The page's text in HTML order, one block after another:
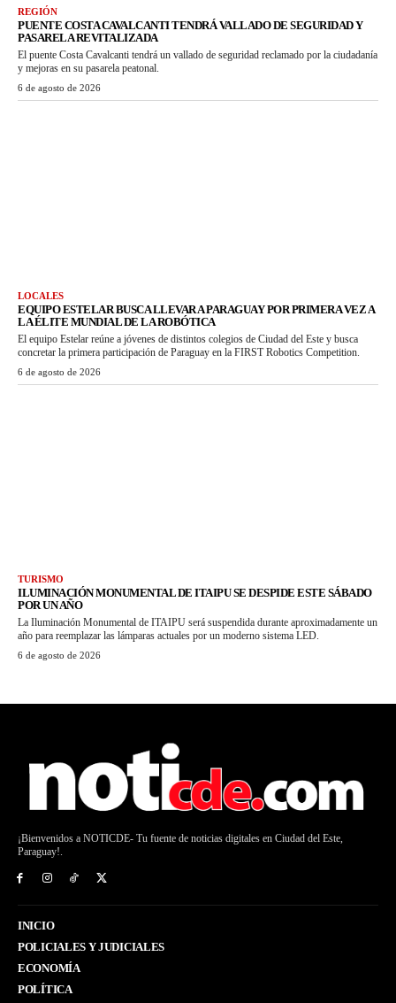
REGIÓN
PUENTE COSTA CAVALCANTI TENDRÁ VALLADO DE SEGURIDAD Y
PASARELA REVITALIZADA
El puente Costa Cavalcanti tendrá un vallado de seguridad reclamado por la ciudadanía
y mejoras en su pasarela peatonal.
6 de agosto de 2026
LOCALES
EQUIPO ESTELAR BUSCA LLEVAR A PARAGUAY POR PRIMERA VEZ A
LA ÉLITE MUNDIAL DE LA ROBÓTICA
El equipo Estelar reúne a jóvenes de distintos colegios de Ciudad del Este y busca
concretar la primera participación de Paraguay en la FIRST Robotics Competition.
6 de agosto de 2026
TURISMO
ILUMINACIÓN MONUMENTAL DE ITAIPU SE DESPIDE ESTE SÁBADO
POR UN AÑO
La Iluminación Monumental de ITAIPU será suspendida durante aproximadamente un
año para reemplazar las lámparas actuales por un moderno sistema LED.
6 de agosto de 2026
¡Bienvenidos a NOTICDE- Tu fuente de noticias digitales en Ciudad del Este,
Paraguay!.
INICIO
POLICIALES Y JUDICIALES
ECONOMÍA
POLÍTICA